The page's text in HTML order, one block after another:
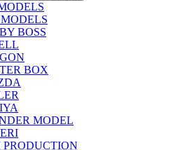
BOSS
BOX
MODEL
PRODUCTION